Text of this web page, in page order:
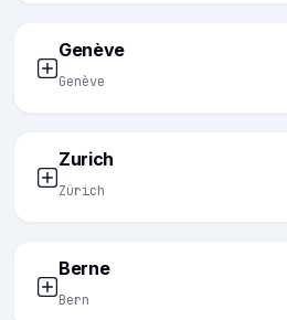
Genève
Genève
Zurich
Zürich
Berne
Bern